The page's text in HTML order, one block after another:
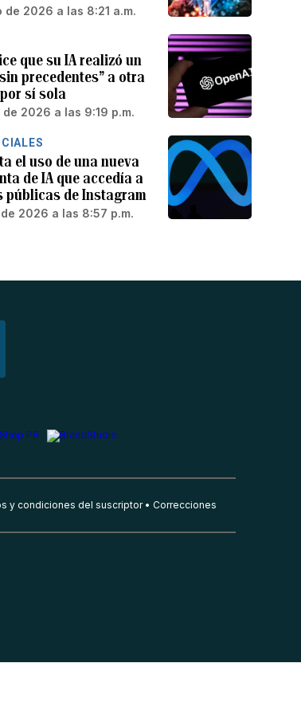
de 2026 a las 8:21 a.m.
que su IA realizó un
precedentes” a otra
sí sola
de 2026 a las 9:19 p.m.
el uso de una nueva
de IA que accedía a
públicas de Instagram
de 2026 a las 8:57 p.m.
y condiciones del suscriptor Correcciones